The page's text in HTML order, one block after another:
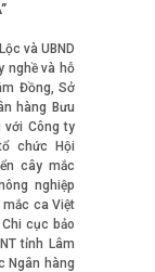
và UBND
nghề và hỗ
Đồng, Sở
hàng Bưu
với Công ty
chức Hội
cây mắc
nghiệp
mắc ca Việt
cục bảo
tỉnh Lâm
Ngân hàng